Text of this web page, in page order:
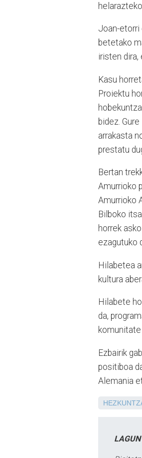
Joan-etorri
betetako
iristen
Kasu
Proiektu
bidez.
arrakasta
prestatu
Bertan
Amurrioko
Amurrioko
Bilboko
horrek
ezagutuko
Hilabetea
kultura
Hilabete
da,
Ezbairik
positiboa
Alemania